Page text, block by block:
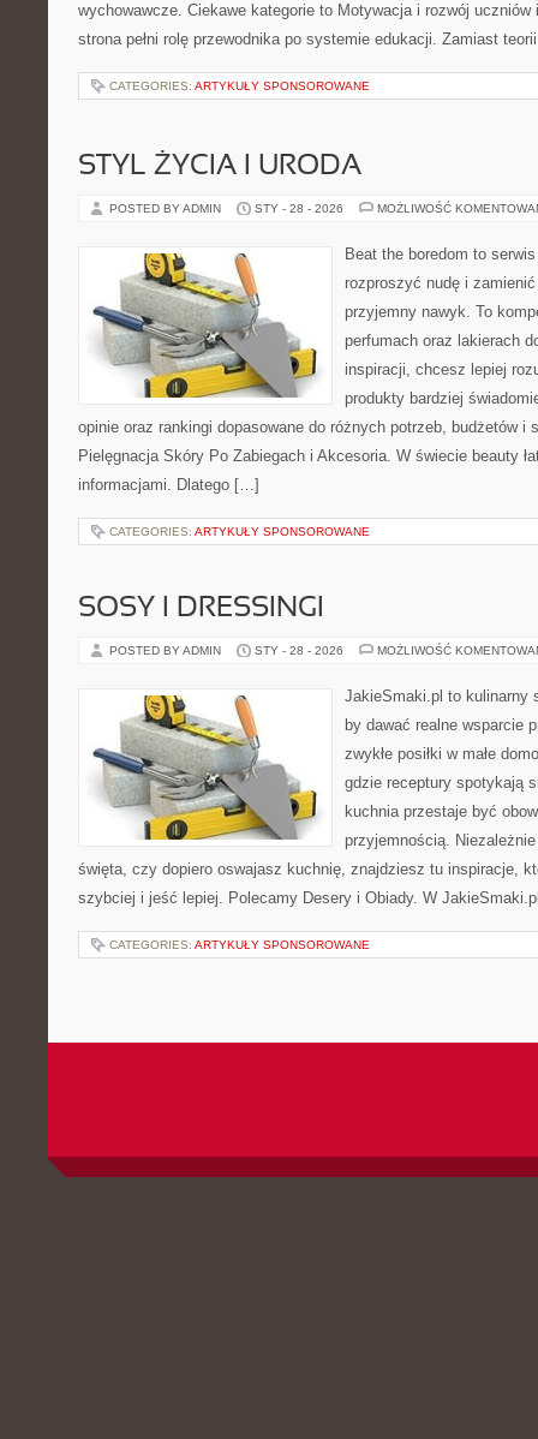
wychowawcze. Ciekawe kategorie to Motywacja i rozwój
strona pełni rolę przewodnika po systemie edukacji. Zamiast
CATEGORIES: ARTYKUŁY SPONSOROWANE
STYL ŻYCIA I URODA
POSTED BY ADMIN STY - 28 - 2026 MOŻLIWOŚĆ
Beat the boredom to
rozproszyć nudę i
przyjemny nawyk. To
perfumach oraz lakierach
inspiracji, chcesz lepiej
produkty bardziej
opinie oraz rankingi dopasowane do różnych potrzeb, budżetów i
Pielęgnacja Skóry Po Zabiegach i Akcesoria. W świecie beauty
informacjami. Dlatego […]
CATEGORIES: ARTYKUŁY SPONSOROWANE
SOSY I DRESSINGI
POSTED BY ADMIN STY - 28 - 2026 MOŻLIWOŚĆ
JakieSmaki.pl to kulinarny
by dawać realne wsparcie
zwykłe posiłki w małe
gdzie receptury spotykają
kuchnia przestaje być
przyjemnością.
święta, czy dopiero oswajasz kuchnię, znajdziesz tu inspiracje,
szybciej i jeść lepiej. Polecamy Desery i Obiady. W
CATEGORIES: ARTYKUŁY SPONSOROWANE